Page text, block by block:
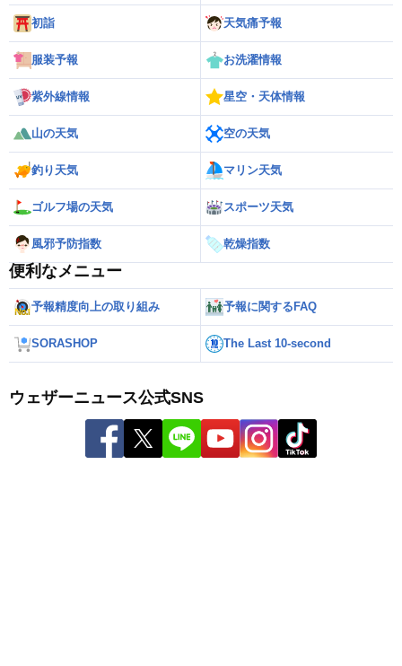
初詣 天気痛予報
服装予報 お洗濯情報
紫外線情報 星空・天体情報
山の天気 空の天気
釣り天気 マリン天気
ゴルフ場の天気 スポーツ天気
風邪予防指数 乾燥指数
便利なメニュー
予報精度向上の取り組み 予報に関するFAQ
SORASHOP The Last 10-second
ウェザーニュース公式SNS